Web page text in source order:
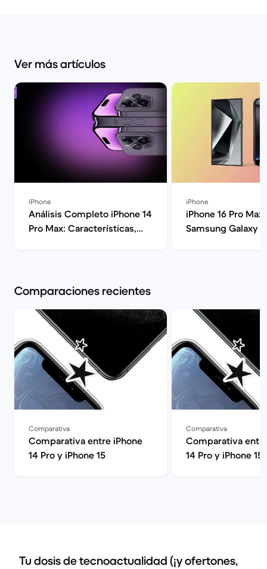
Ver más artículos
iPhone
Análisis Completo iPhone 14
Pro Max: Características,
iPhone
iPhone 16 Pro Max
Samsung Galaxy
Comparaciones recientes
Comparativa
Comparativa entre iPhone
14 Pro y iPhone 15
Comparativa
Comparativa
14 Pro y iPhone 15
Tu dosis de tecnoactualidad (¡y ofertones,